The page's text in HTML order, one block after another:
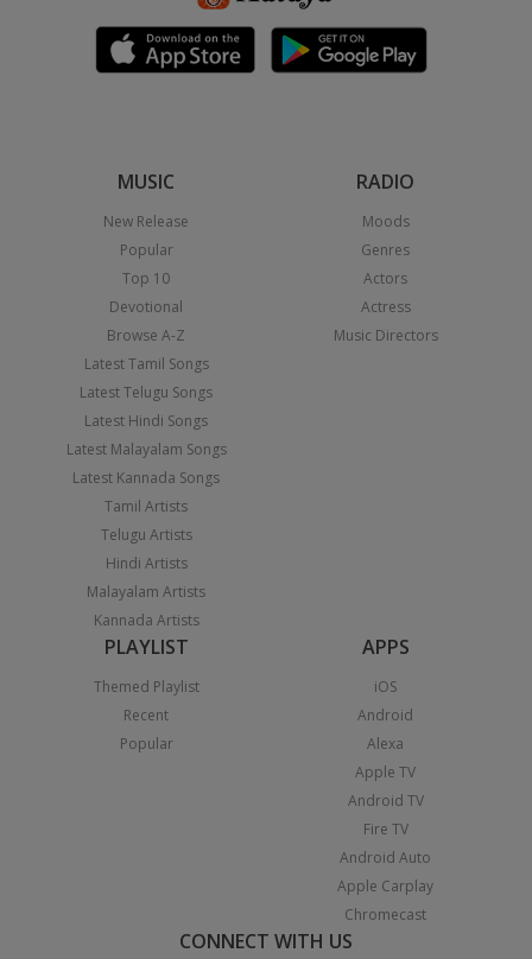
MUSIC
New Release
Popular
Top 10
Devotional
Browse A-Z
Latest Tamil Songs
Latest Telugu Songs
Latest Hindi Songs
Latest Malayalam Songs
Latest Kannada Songs
Tamil Artists
Telugu Artists
Hindi Artists
Malayalam Artists
Kannada Artists
RADIO
Moods
Genres
Actors
Actress
Music Directors
PLAYLIST
Themed Playlist
Recent
Popular
APPS
iOS
Android
Alexa
Apple TV
Android TV
Fire TV
Android Auto
Apple Carplay
Chromecast
CONNECT WITH US